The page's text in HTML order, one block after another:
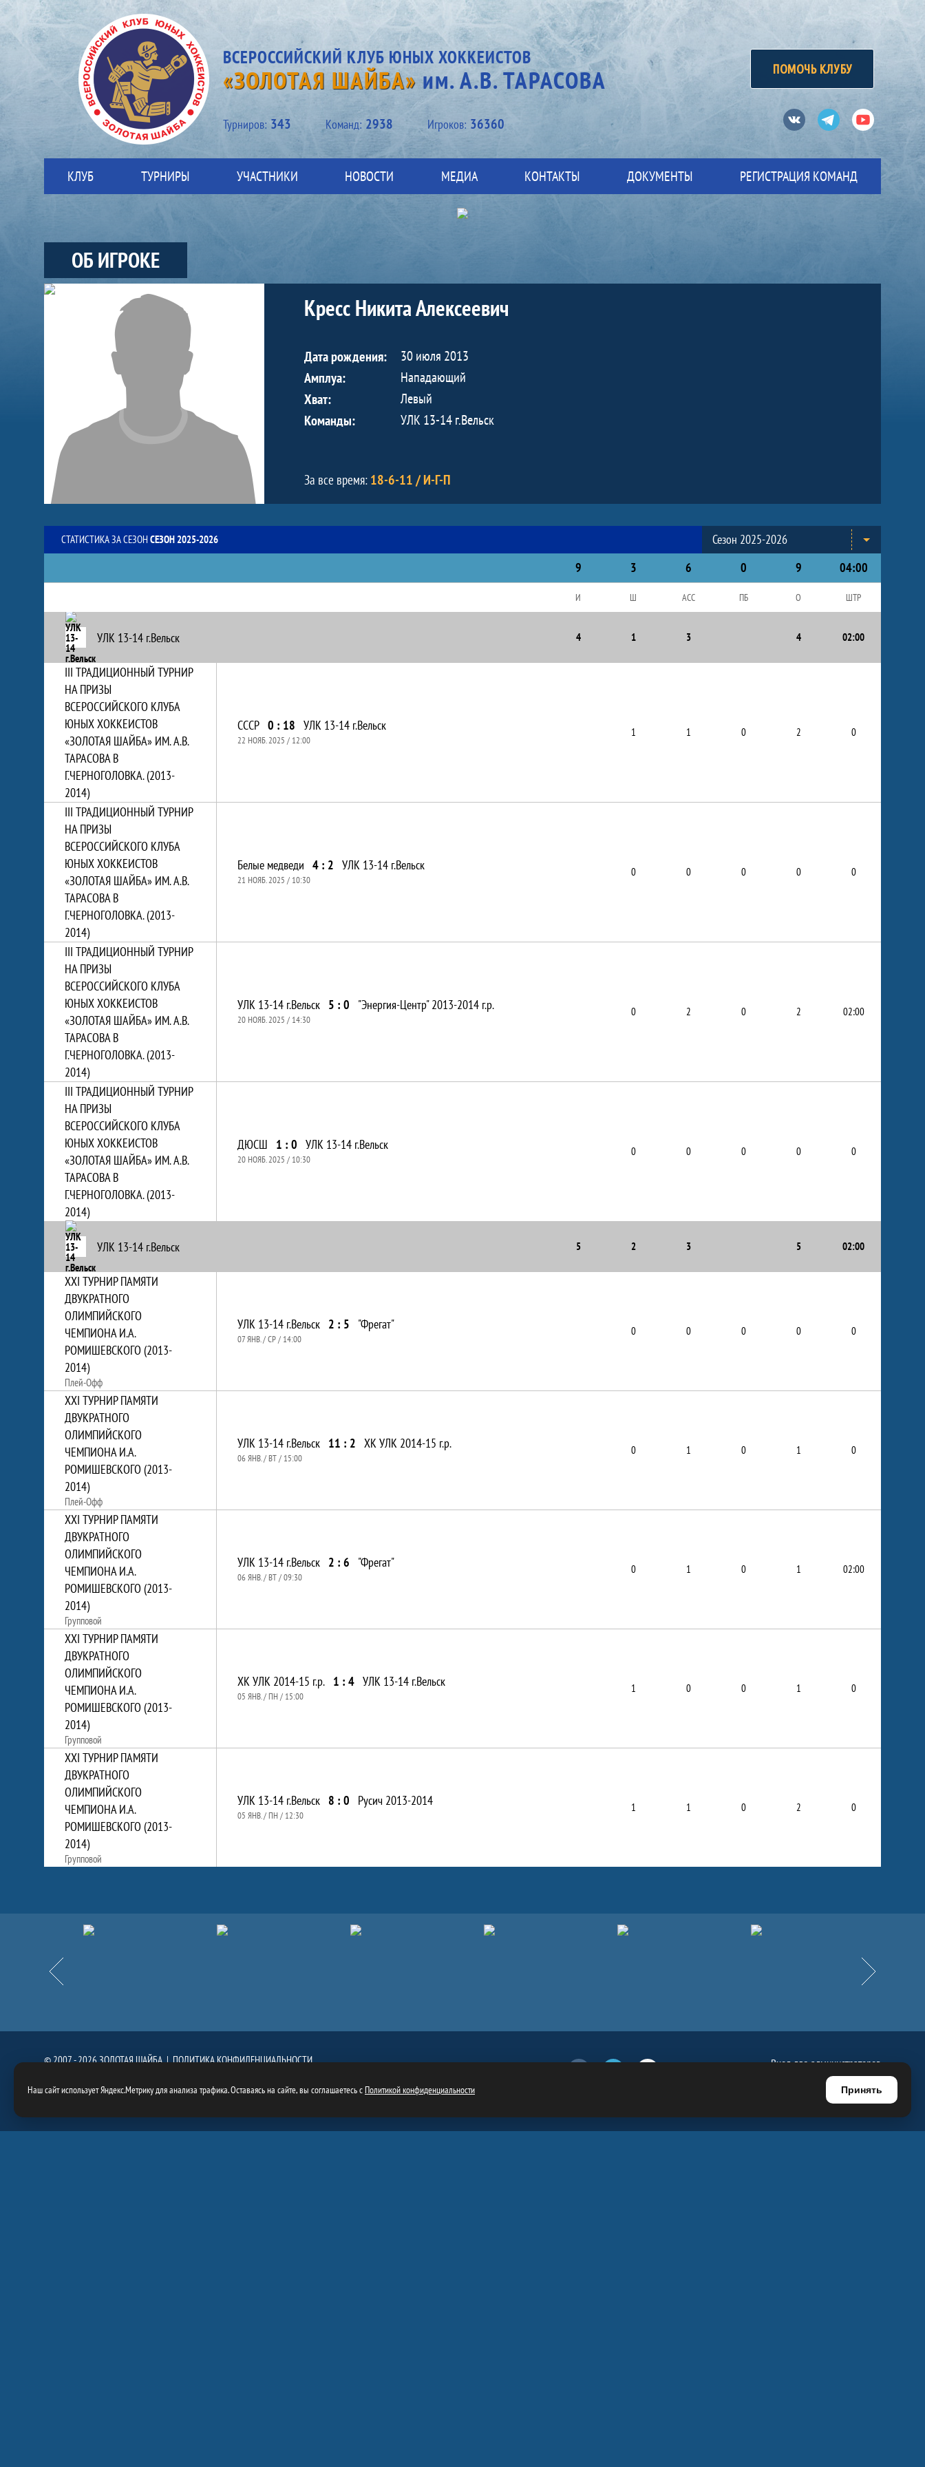
ВСЕРОССИЙСКИЙ КЛУБ ЮНЫХ ХОККЕИСТОВ
«ЗОЛОТАЯ ШАЙБА»им. А.В. ТАРАСОВА
Турниров: 343 Kоманд: 2938 Игроков: 36360
ПОМОЧЬ КЛУБУ
ВконтактеТелеграмЮтуб
КЛУБ ТУРНИРЫ УЧАСТНИКИ НОВОСТИ МЕДИА КОНТАКТЫ ДОКУМЕНТЫ РЕГИСТРАЦИЯ КОМАНД
ОБ ИГРОКЕ
Участники-игрок
Кресс Никита Алексеевич
Дата рождения:
30 июля 2013
Амплуа:
Нападающий
Хват:
Левый
Команды:
УЛК 13-14 г.Вельск
За все время: 18-6-11 / И-Г-П
СТАТИСТИКА ЗА СЕЗОН СЕЗОН 2025-2026
Сезон 2025-2026
9
3 6 0 9 04:00
И Ш АСС ПБ О ШТР
УЛК 13-14 г.Вельск 4 1 3 4 02:00
III ТРАДИЦИОННЫЙ ТУРНИР
НА ПРИЗЫ
ВСЕРОССИЙСКОГО КЛУБА
ЮНЫХ ХОККЕИСТОВ
«ЗОЛОТАЯ ШАЙБА» ИМ. А.В.
ТАРАСОВА В
Г.ЧЕРНОГОЛОВКА. (2013-
2014)
СССР 0 : 18 УЛК 13-14 г.Вельск
22 НОЯБ. 2025 / 12:00
1 1 0 2 0
III ТРАДИЦИОННЫЙ ТУРНИР
НА ПРИЗЫ
ВСЕРОССИЙСКОГО КЛУБА
ЮНЫХ ХОККЕИСТОВ
«ЗОЛОТАЯ ШАЙБА» ИМ. А.В.
ТАРАСОВА В
Г.ЧЕРНОГОЛОВКА. (2013-
2014)
Белые медведи 4 : 2 УЛК 13-14 г.Вельск
21 НОЯБ. 2025 / 10:30
0 0 0 0 0
III ТРАДИЦИОННЫЙ ТУРНИР
НА ПРИЗЫ
ВСЕРОССИЙСКОГО КЛУБА
ЮНЫХ ХОККЕИСТОВ
«ЗОЛОТАЯ ШАЙБА» ИМ. А.В.
ТАРАСОВА В
Г.ЧЕРНОГОЛОВКА. (2013-
2014)
УЛК 13-14 г.Вельск 5 : 0 "Энергия-Центр" 2013-2014 г.р.
20 НОЯБ. 2025 / 14:30
0 2 0 2 02:00
III ТРАДИЦИОННЫЙ ТУРНИР
НА ПРИЗЫ
ВСЕРОССИЙСКОГО КЛУБА
ЮНЫХ ХОККЕИСТОВ
«ЗОЛОТАЯ ШАЙБА» ИМ. А.В.
ТАРАСОВА В
Г.ЧЕРНОГОЛОВКА. (2013-
2014)
ДЮСШ 1 : 0 УЛК 13-14 г.Вельск
20 НОЯБ. 2025 / 10:30
0 0 0 0 0
УЛК 13-14 г.Вельск 5 2 3 5 02:00
XXI ТУРНИР ПАМЯТИ
ДВУКРАТНОГО
ОЛИМПИЙСКОГО
ЧЕМПИОНА И.А.
РОМИШЕВСКОГО (2013-
2014)
Плей-Офф
УЛК 13-14 г.Вельск 2 : 5 "Фрегат"
07 ЯНВ. / СР / 14:00
0 0 0 0 0
XXI ТУРНИР ПАМЯТИ
ДВУКРАТНОГО
ОЛИМПИЙСКОГО
ЧЕМПИОНА И.А.
РОМИШЕВСКОГО (2013-
2014)
Плей-Офф
УЛК 13-14 г.Вельск 11 : 2 ХК УЛК 2014-15 г.р.
06 ЯНВ. / ВТ / 15:00
0 1 0 1 0
XXI ТУРНИР ПАМЯТИ
ДВУКРАТНОГО
ОЛИМПИЙСКОГО
ЧЕМПИОНА И.А.
РОМИШЕВСКОГО (2013-
2014)
Групповой
УЛК 13-14 г.Вельск 2 : 6 "Фрегат"
06 ЯНВ. / ВТ / 09:30
0 1 0 1 02:00
XXI ТУРНИР ПАМЯТИ
ДВУКРАТНОГО
ОЛИМПИЙСКОГО
ЧЕМПИОНА И.А.
РОМИШЕВСКОГО (2013-
2014)
Групповой
ХК УЛК 2014-15 г.р. 1 : 4 УЛК 13-14 г.Вельск
05 ЯНВ. / ПН / 15:00
1 0 0 1 0
XXI ТУРНИР ПАМЯТИ
ДВУКРАТНОГО
ОЛИМПИЙСКОГО
ЧЕМПИОНА И.А.
РОМИШЕВСКОГО (2013-
2014)
Групповой
УЛК 13-14 г.Вельск 8 : 0 Русич 2013-2014
05 ЯНВ. / ПН / 12:30
1 1 0 2 0
Назад
Партнёры
Вперёд
© 2007 - 2026 ЗОЛОТАЯ ШАЙБА |ПОЛИТИКА КОНФИДЕНЦИАЛЬНОСТИ
Вход для администраторов
Регистрация для администраторов
Наш сайт использует Яндекс.Метрику для анализа трафика. Оставаясь на сайте, вы соглашаетесь сПолитикой конфиденциальности Принять